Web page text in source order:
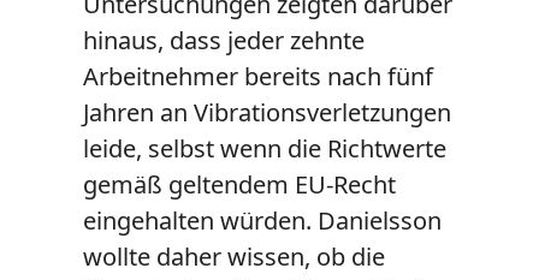
hinaus, dass jeder zehnte
Arbeitnehmer bereits nach fünf
Jahren an Vibrationsverletzungen
leide, selbst wenn die Richtwerte
gemäß geltendem EU-Recht
eingehalten würden. Danielsson
wollte daher wissen, ob die